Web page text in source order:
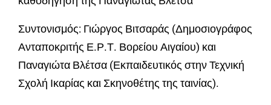
Συντονισμός: Γιώργος Βιτσαράς (Δημοσιογράφος
Ανταποκριτής Ε.Ρ.Τ. Βορείου Αιγαίου) και
Παναγιώτα Βλέτσα (Εκπαιδευτικός στην Τεχνική
Σχολή Ικαρίας και Σκηνοθέτης της ταινίας).